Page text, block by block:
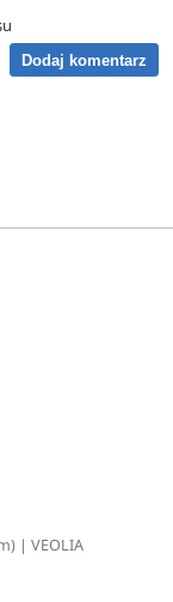
Dodaj komentarz
| VEOLIA